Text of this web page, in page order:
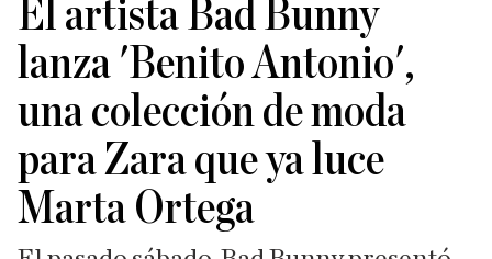
El artista Bad Bunny
lanza 'Benito Antonio',
una colección de moda
para Zara que ya luce
Marta Ortega